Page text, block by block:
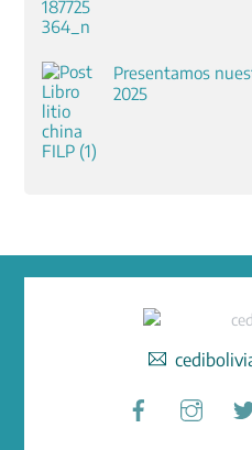
Presentamos
2025
Facebook